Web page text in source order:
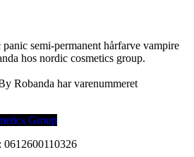
semi-permanent hårfarve vampire
hos nordic cosmetics group.
Robanda har varenummeret
Group
0612600110326